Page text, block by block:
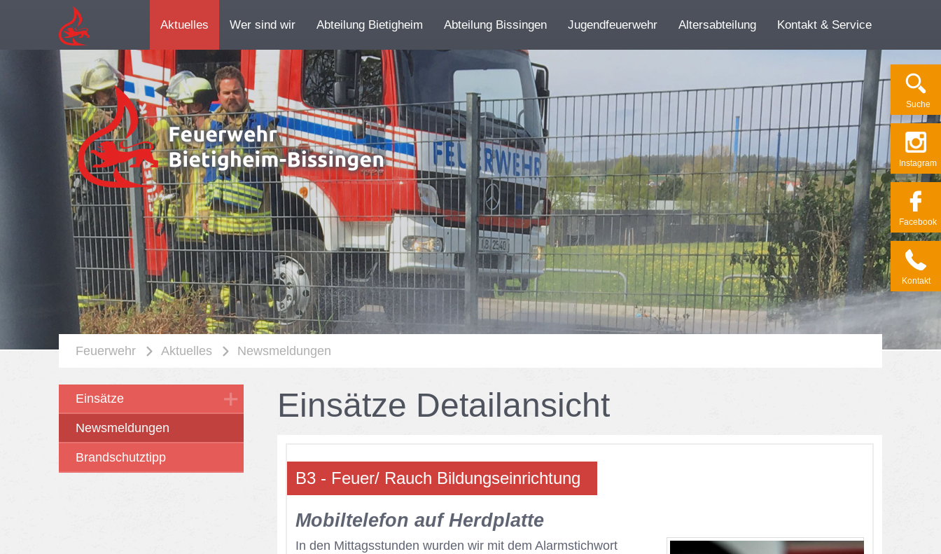
Aktuelles Wer sind wir Abteilung Bietigheim Abteilung Bissingen Jugendfeuerwehr Altersabteilung Kontakt & Service
Su­che
Ins­ta­gram
Face­book
Kon­takt
Feuerwehr Aktuelles Newsmeldungen
Einsätze
Newsmeldungen
Brandschutztipp
Ein­sät­ze De­tail­an­sicht
B3 - Feu­er/ Rauch Bil­dungs­ein­rich­tung
Mo­bil­te­le­fon auf Herd­plat­te
In den Mit­tags­stun­den wur­den wir mit dem Alarm­stich­wort